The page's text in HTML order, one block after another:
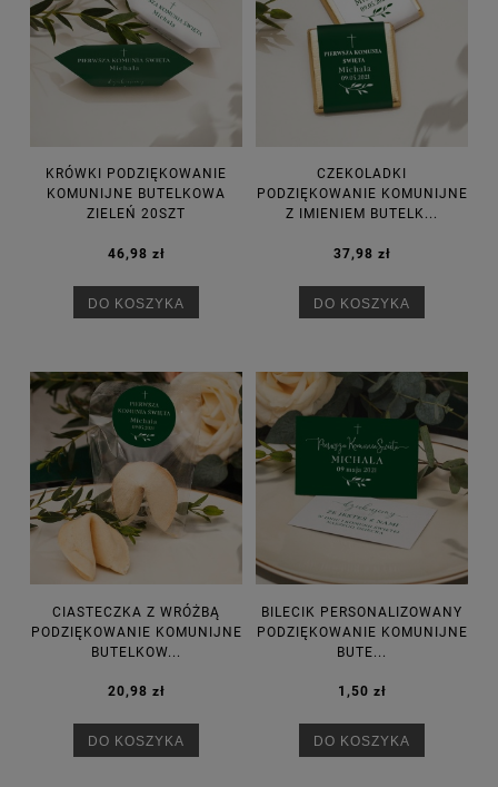
KRÓWKI PODZIĘKOWANIE
KOMUNIJNE BUTELKOWA
ZIELEŃ 20SZT
46,98 zł
DO KOSZYKA
CZEKOLADKI
PODZIĘKOWANIE KOMUNIJNE
Z IMIENIEM BUTELK...
37,98 zł
DO KOSZYKA
CIASTECZKA Z WRÓŻBĄ
PODZIĘKOWANIE KOMUNIJNE
BUTELKOW...
20,98 zł
DO KOSZYKA
BILECIK PERSONALIZOWANY
PODZIĘKOWANIE KOMUNIJNE
BUTE...
1,50 zł
DO KOSZYKA